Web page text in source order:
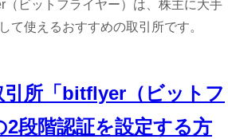
（ビットフライヤー）は、株主に大手
て使えるおすすめの取引所です。
引所「bitflyer（ビットフ
2段階認証を設定する方